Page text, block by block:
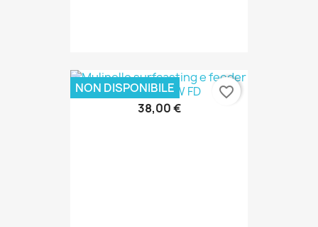
38,00 €
NON DISPONIBILE favorite_border